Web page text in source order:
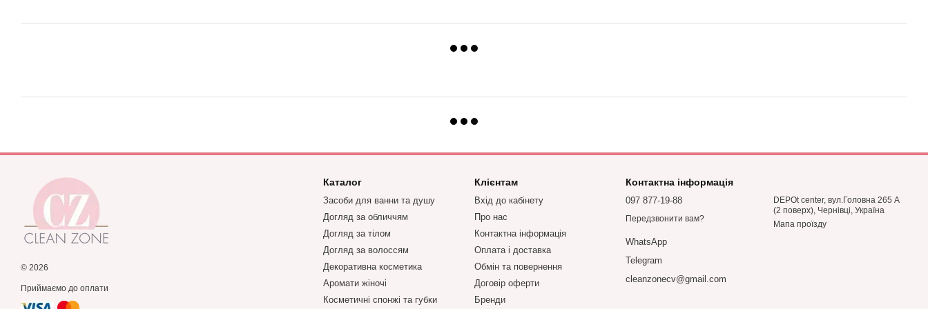
© 2026
Приймаємо до оплати
Каталог
Засоби для ванни та душу
Догляд за обличчям
Догляд за тілом
Догляд за волоссям
Декоративна косметика
Аромати жіночі
Косметичні спонжі та губки
Клієнтам
Вхід до кабінету
Про нас
Контактна інформація
Оплата і доставка
Обмін та повернення
Договір оферти
Бренди
Контактна інформація
097 877-19-88
Передзвонити вам?
WhatsApp
Telegram
cleanzonecv@gmail.com
DEPOt center, вул.Головна 265 А
(2 поверх), Чернівці, Україна
Мапа проїзду